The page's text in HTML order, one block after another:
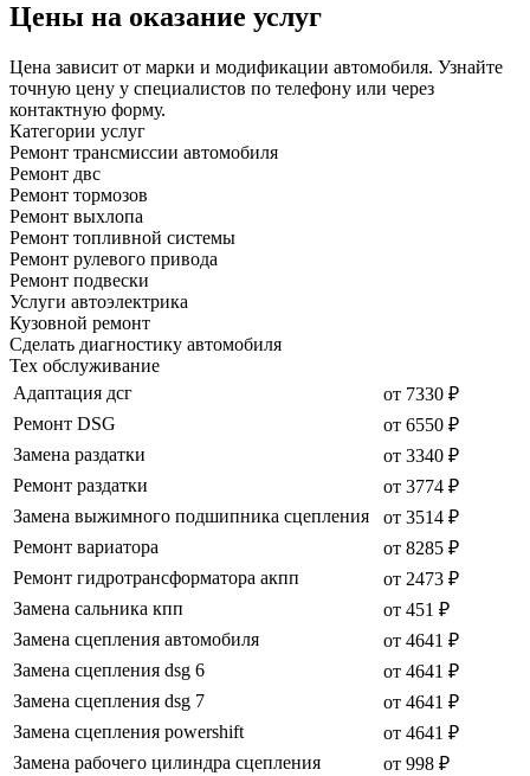
Цены на оказание услуг
Цена зависит от марки и модификации автомобиля. Узнайте
точную цену у специалистов по телефону или через
контактную форму.
Категории услуг
Ремонт трансмиссии автомобиля
Ремонт двс
Ремонт тормозов
Ремонт выхлопа
Ремонт топливной системы
Ремонт рулевого привода
Ремонт подвески
Услуги автоэлектрика
Кузовной ремонт
Сделать диагностику автомобиля
Тех обслуживание
Адаптация дсг
от 7330 ₽
Ремонт DSG
от 6550 ₽
Замена раздатки
от 3340 ₽
Ремонт раздатки
от 3774 ₽
Замена выжимного подшипника сцепления
от 3514 ₽
Ремонт вариатора
от 8285 ₽
Ремонт гидротрансформатора акпп
от 2473 ₽
Замена сальника кпп
от 451 ₽
Замена сцепления автомобиля
от 4641 ₽
Замена сцепления dsg 6
от 4641 ₽
Замена сцепления dsg 7
от 4641 ₽
Замена сцепления powershift
от 4641 ₽
Замена рабочего цилиндра сцепления
от 998 ₽